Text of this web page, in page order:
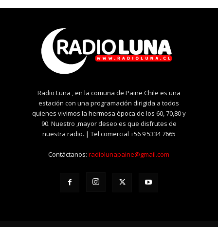
Radio Luna , en la comuna de Paine Chile es una
estación con una programación dirigida a todos
quienes vivimos la hermosa época de los 60, 70,80 y
90. Nuestro ,mayor deseo es que disfrutes de
nuestra radio. | Tel comercial +56 9 5334 7665
Contáctanos:radiolunapaine@gmail.com